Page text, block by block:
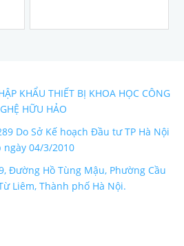
KHẨU THIẾT BỊ KHOA HỌC CÔNG
HỮU HẢO
Do Sở Kế hoạch Đầu tư TP Hà Nội
ngày 04/3/2010
Đường Hồ Tùng Mậu, Phường Cầu
Liêm, Thành phố Hà Nội.